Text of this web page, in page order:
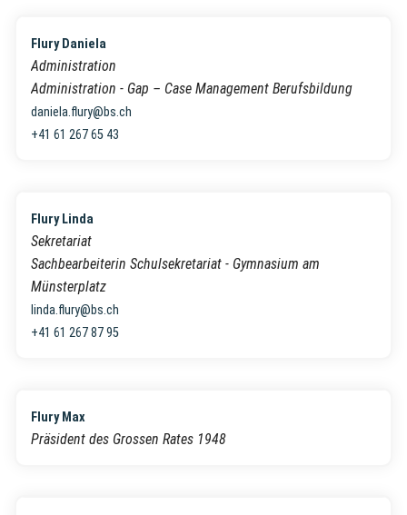
Flury Daniela
Administration
Administration - Gap – Case Management Berufsbildung
daniela.flury@bs.ch
+41 61 267 65 43
Flury Linda
Sekretariat
Sachbearbeiterin Schulsekretariat - Gymnasium am
Münsterplatz
linda.flury@bs.ch
+41 61 267 87 95
Flury Max
Präsident des Grossen Rates 1948